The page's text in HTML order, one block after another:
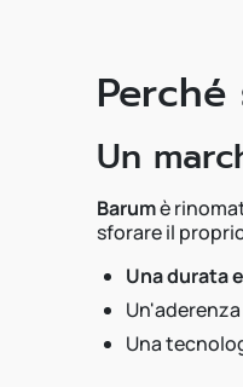
Un
Barumè
sforare il
Una durata
Una